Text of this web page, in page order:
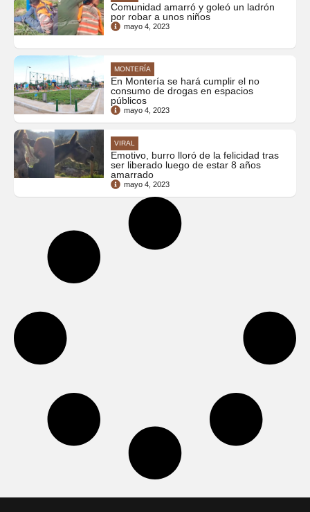
Comunidad amarró y goleó un ladrón
por robar a unos niños
mayo 4, 2023
MONTERÍA
En Montería se hará cumplir el no
consumo de drogas en espacios
públicos
mayo 4, 2023
VIRAL
Emotivo, burro lloró de la felicidad tras
ser liberado luego de estar 8 años
amarrado
mayo 4, 2023